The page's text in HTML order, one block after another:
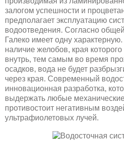
залогом успешности и
предполагает эксплуатацию
водоотведения. Согласно
Галеко имеет одну
наличие желобов, края
внутрь, тем самым во время
осадков, вода не будет
через края. Современный
инновационная разработка,
выдержать любые
противостоит негативным
ультрафиолетовых лучей.